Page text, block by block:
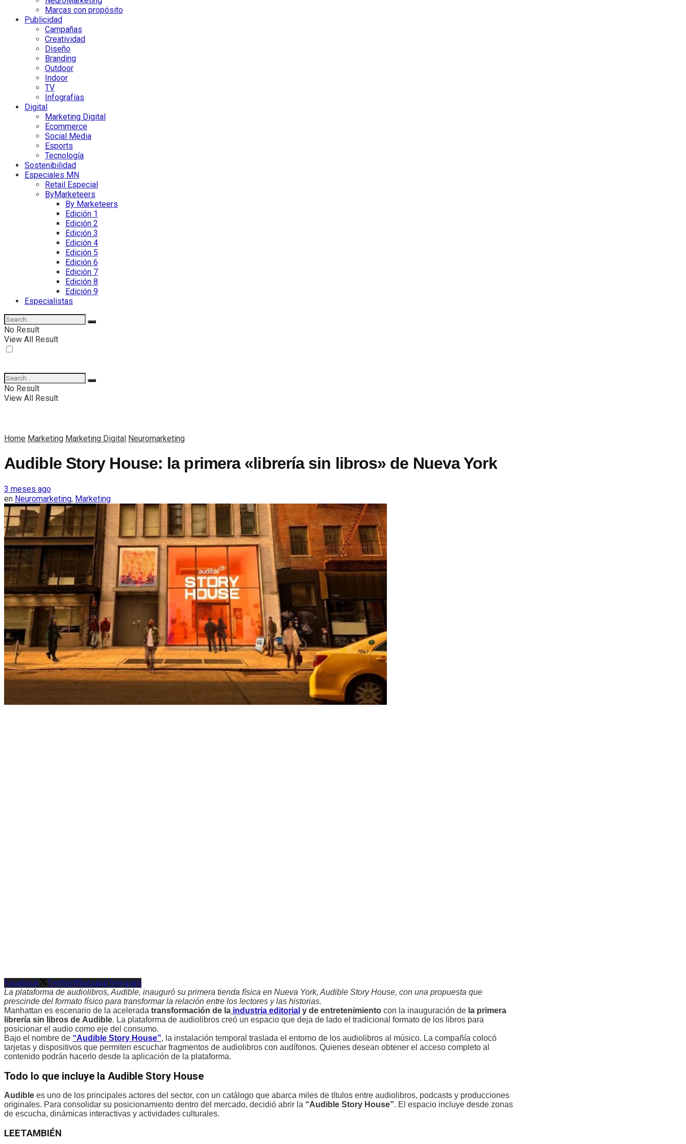
Marcas con propósito
Publicidad
Campañas
Creatividad
Diseño
Branding
Outdoor
Indoor
TV
Infografías
Digital
Marketing Digital
Ecommerce
Social Media
Esports
Tecnología
Sostenibilidad
Especiales MN
Retail Especial
ByMarketeers
By Marketeers
Edición 1
Edición 2
Edición 3
Edición 4
Edición 5
Edición 6
Edición 7
Edición 8
Edición 9
Especialistas
No Result
View All Result
No Result
View All Result
Home Marketing Marketing Digital Neuromarketing
Audible Story House: la primera «librería sin libros» de Nueva York
3 meses ago
en Neuromarketing, Marketing
Facebook TwitterWhatsappTelegram
La plataforma de audiolibros, Audible, inauguró su primera tienda física en Nueva York, Audible Story House, con una propuesta que
prescinde del formato físico para transformar la relación entre los lectores y las historias.
Manhattan es escenario de la acelerada transformación de la industria editorial y de entretenimiento con la inauguración de la primera
librería sin libros de Audible. La plataforma de audiolibros creó un espacio que deja de lado el tradicional formato de los libros para
posicionar el audio como eje del consumo.
Bajo el nombre de “Audible Story House”, la instalación temporal traslada el entorno de los audiolibros al músico. La compañía colocó
tarjetas y dispositivos que permiten escuchar fragmentos de audiolibros con audífonos. Quienes desean obtener el acceso completo al
contenido podrán hacerlo desde la aplicación de la plataforma.
Todo lo que incluye la Audible Story House
Audible es uno de los principales actores del sector, con un catálogo que abarca miles de títulos entre audiolibros, podcasts y producciones
originales. Para consolidar su posicionamiento dentro del mercado, decidió abrir la “Audible Story House”. El espacio incluye desde zonas
de escucha, dinámicas interactivas y actividades culturales.
LEETAMBIÉN